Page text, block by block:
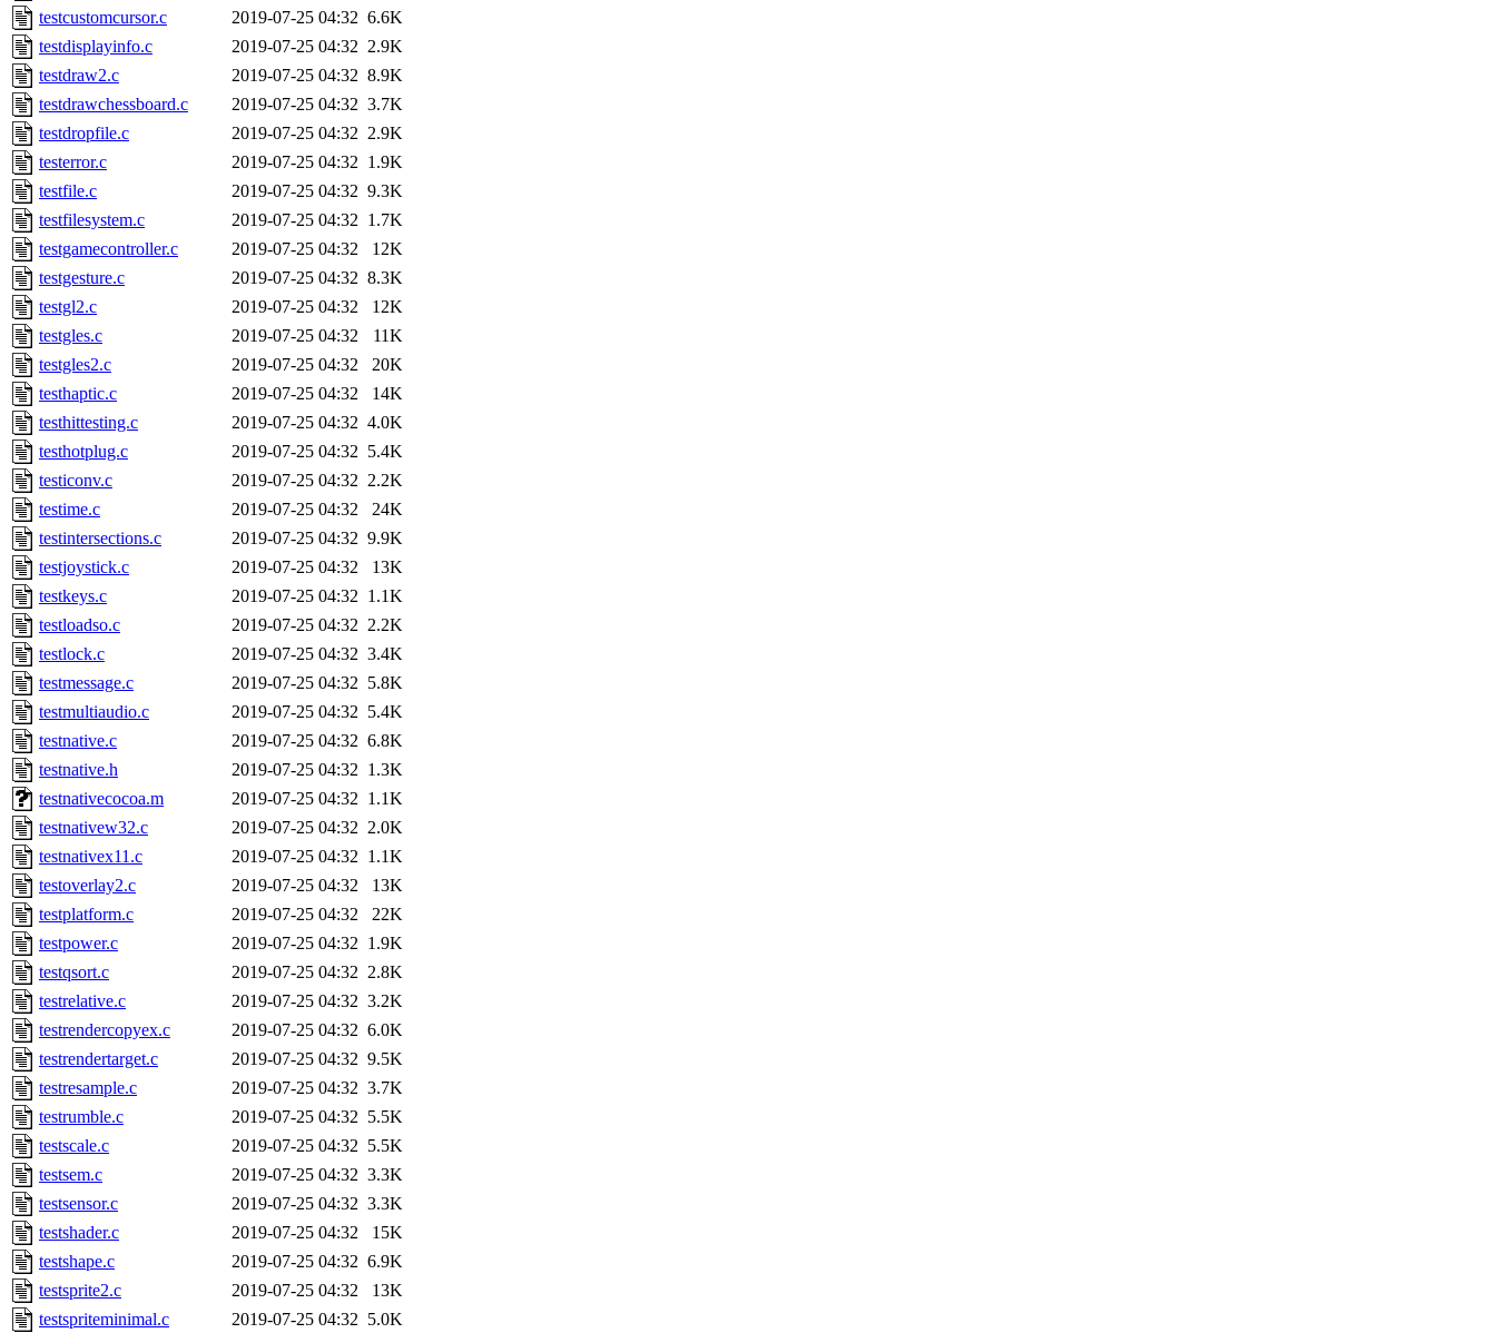
testcustomcursor.c
2019-07-25 04:32 6.6K
testdisplayinfo.c
2019-07-25 04:32 2.9K
testdraw2.c
2019-07-25 04:32 8.9K
testdrawchessboard.c
2019-07-25 04:32 3.7K
testdropfile.c
2019-07-25 04:32 2.9K
testerror.c
2019-07-25 04:32 1.9K
testfile.c
2019-07-25 04:32 9.3K
testfilesystem.c
2019-07-25 04:32 1.7K
testgamecontroller.c
2019-07-25 04:32
12K
testgesture.c
2019-07-25 04:32 8.3K
testgl2.c
2019-07-25 04:32
12K
testgles.c
2019-07-25 04:32
11K
testgles2.c
2019-07-25 04:32
20K
testhaptic.c
2019-07-25 04:32
14K
testhittesting.c
2019-07-25 04:32 4.0K
testhotplug.c
2019-07-25 04:32 5.4K
testiconv.c
2019-07-25 04:32 2.2K
testime.c
2019-07-25 04:32
24K
testintersections.c
2019-07-25 04:32 9.9K
testjoystick.c
2019-07-25 04:32
13K
testkeys.c
2019-07-25 04:32 1.1K
testloadso.c
2019-07-25 04:32 2.2K
testlock.c
2019-07-25 04:32 3.4K
testmessage.c
2019-07-25 04:32 5.8K
testmultiaudio.c
2019-07-25 04:32 5.4K
testnative.c
2019-07-25 04:32 6.8K
testnative.h
2019-07-25 04:32 1.3K
testnativecocoa.m
2019-07-25 04:32 1.1K
testnativew32.c
2019-07-25 04:32 2.0K
testnativex11.c
2019-07-25 04:32 1.1K
testoverlay2.c
2019-07-25 04:32
13K
testplatform.c
2019-07-25 04:32
22K
testpower.c
2019-07-25 04:32 1.9K
testqsort.c
2019-07-25 04:32 2.8K
testrelative.c
2019-07-25 04:32 3.2K
testrendercopyex.c
2019-07-25 04:32 6.0K
testrendertarget.c
2019-07-25 04:32 9.5K
testresample.c
2019-07-25 04:32 3.7K
testrumble.c
2019-07-25 04:32 5.5K
testscale.c
2019-07-25 04:32 5.5K
testsem.c
2019-07-25 04:32 3.3K
testsensor.c
2019-07-25 04:32 3.3K
testshader.c
2019-07-25 04:32
15K
testshape.c
2019-07-25 04:32 6.9K
testsprite2.c
2019-07-25 04:32
13K
testspriteminimal.c
2019-07-25 04:32 5.0K